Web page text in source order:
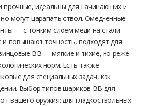
идеальны для начинающих и
могут царапать ствол. Омедненные
— с тонким слоем меди на стали —
и повышают точность, подходят для
BB — мягкие и тихие, но реже
норм. Есть также
для специальных задач, как
Выбор типов шариков BB для
вашего оружия: для гладкоствольных —